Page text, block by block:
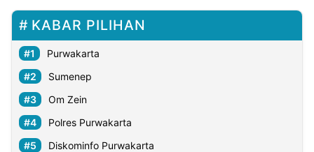
KABAR PILIHAN
Purwakarta
Sumenep
Om Zein
Polres Purwakarta
Diskominfo Purwakarta